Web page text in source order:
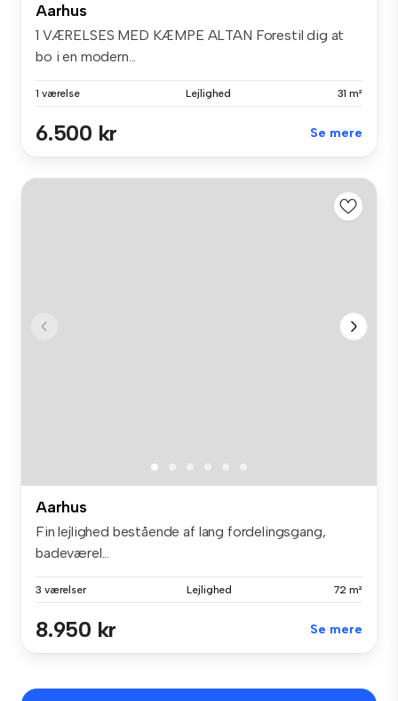
Aarhus
1 VÆRELSES MED KÆMPE ALTAN Forestil dig at
bo i en modern...
1 værelse Lejlighed 31 m²
6.500 kr Se mere
Aarhus
Fin lejlighed bestående af lang fordelingsgang,
badeværel...
3 værelser Lejlighed 72 m²
8.950 kr Se mere